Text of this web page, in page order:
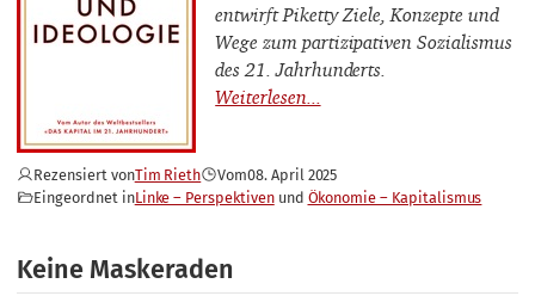
entwirft Piketty Ziele, Konzepte und
Wege zum partizipativen Sozialismus
des 21. Jahrhunderts.
Rezensiert vonTim Rieth Vom08. April 2025
Eingeordnet inLinke – Perspektiven Ökonomie – Kapitalismus
Keine Maskeraden